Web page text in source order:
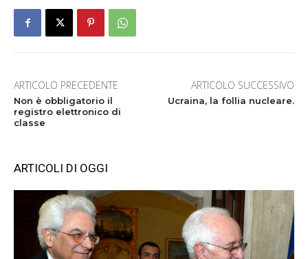
ARTICOLO PRECEDENTE
Non è obbligatorio il
registro elettronico di
classe
ARTICOLO SUCCESSIVO
Ucraina, la follia nucleare.
ARTICOLI DI OGGI